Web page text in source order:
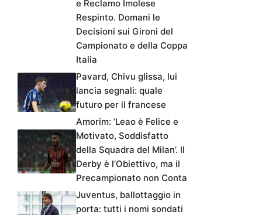
e Reclamo Imolese
Respinto. Domani le
Decisioni sui Gironi del
Campionato e della Coppa
Italia
Pavard, Chivu glissa, lui
lancia segnali: quale
futuro per il francese
Amorim: ‘Leao è Felice e
Motivato, Soddisfatto
della Squadra del Milan’. Il
Derby è l’Obiettivo, ma il
Precampionato non Conta
Juventus, ballottaggio in
porta: tutti i nomi sondati